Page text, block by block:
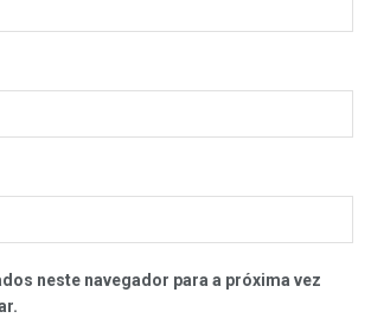
neste navegador para a próxima vez